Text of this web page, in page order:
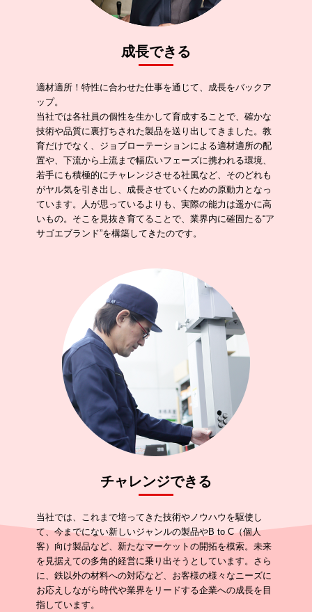
成長できる
適材適所！特性に合わせた仕事を通じて、成長をバックア
ップ。
当社では各社員の個性を生かして育成することで、確かな
技術や品質に裏打ちされた製品を送り出してきました。教
育だけでなく、ジョブローテーションによる適材適所の配
置や、下流から上流まで幅広いフェーズに携われる環境、
若手にも積極的にチャレンジさせる社風など、そのどれも
がヤル気を引き出し、成長させていくための原動力となっ
ています。人が思っているよりも、実際の能力は遥かに高
いもの。そこを見抜き育てることで、業界内に確固たる“ア
サゴエブランド”を構築してきたのです。
チャレンジできる
当社では、これまで培ってきた技術やノウハウを駆使し
て、今までにない新しいジャンルの製品やB to C（個人
客）向け製品など、新たなマーケットの開拓を模索。未来
を見据えての多角的経営に乗り出そうとしています。さら
に、鉄以外の材料への対応など、お客様の様々なニーズに
お応えしながら時代や業界をリードする企業への成長を目
指しています。